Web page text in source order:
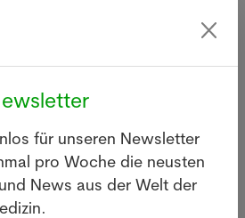
erweisen, drohe in der
werden.
mehr Evidenz", sagt auch die
Man wolle die Effektivität des
Bundibugyo nun zusätzlich
EBOV-Geimpften im Labor
für unseren Newsletter
pro Woche die neusten
News aus der Welt der